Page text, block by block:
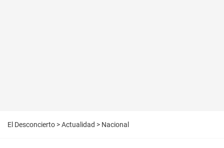
El Desconcierto >Actualidad > Nacional